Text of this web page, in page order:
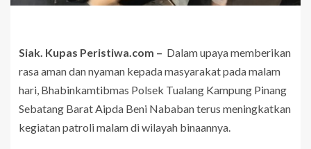
Siak. Kupas Peristiwa.com – Dalam upaya memberikan
rasa aman dan nyaman kepada masyarakat pada malam
hari, Bhabinkamtibmas Polsek Tualang Kampung Pinang
Sebatang Barat Aipda Beni Nababan terus meningkatkan
kegiatan patroli malam di wilayah binaannya.